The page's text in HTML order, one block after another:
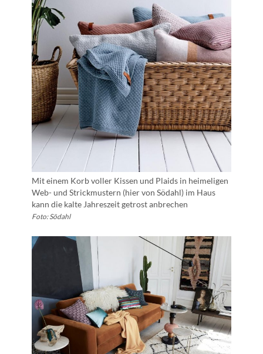
Mit einem Korb voller Kissen und Plaids in heimeligen
Web- und Strickmustern (hier von Södahl) im Haus
kann die kalte Jahreszeit getrost anbrechen
Foto: Södahl